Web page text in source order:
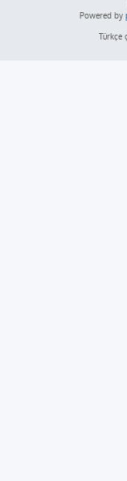
Powered by
Türkçe